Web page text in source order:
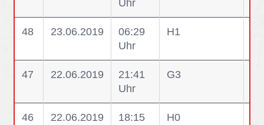
Uhr
48 23.06.2019
06:29
Uhr
H1
47 22.06.2019
21:41
Uhr
G3
46 22.06.2019
18:15
H0